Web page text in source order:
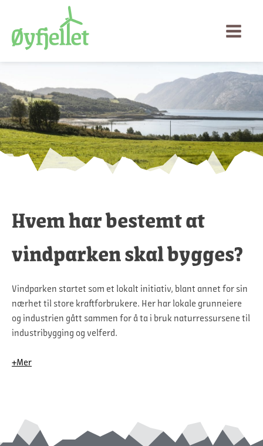
Hvem har bestemt at
vindparken skal bygges?
Vindparken startet som et lokalt initiativ, blant annet for sin
nærhet til store kraftforbrukere. Her har lokale grunneiere
og industrien gått sammen for å ta i bruk naturressursene til
industribygging og velferd.
I 2014 ga kommunestyret i Vefsn tilslutning til søknaden.
lang rekke tilpasninger og forbedringer etter innspill fra
lokalsamfunnet.
+Mer